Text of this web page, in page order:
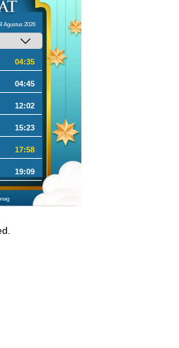
Agustus 2026
04:35
04:45
12:02
15:23
17:58
19:09